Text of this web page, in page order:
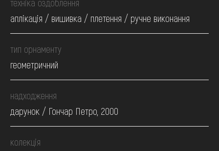
техніка оздоблення
аплікація / вишивка / плетення / ручне виконання
тип орнаменту
геометричний
надходження
дарунок / Гончар Петро, 2000
колекція